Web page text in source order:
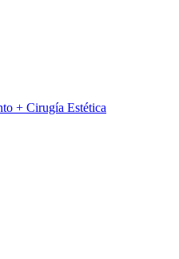
+ Cirugía Estética